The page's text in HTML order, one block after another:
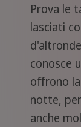
Prova le
lasciati
conosce
offrono
notte,
anche